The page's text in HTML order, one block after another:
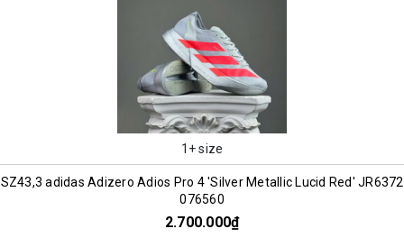
1+ size
SZ43,3 adidas Adizero Adios Pro 4 'Silver Metallic Lucid Red' JR6372
076560
2.700.000₫